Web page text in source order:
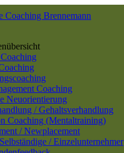
Coaching
Neuorientierung
/ Gehaltsverhandlung
Coaching (Mentaltraining)
/ Newplacement
/ Einzelunternehmer